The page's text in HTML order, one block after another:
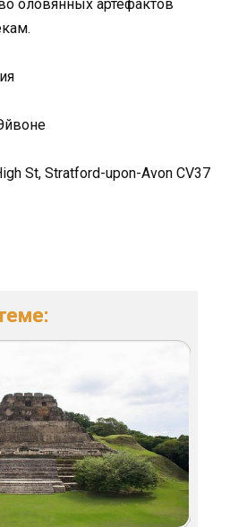
оловянных артефактов
St, Stratford-upon-Avon CV37